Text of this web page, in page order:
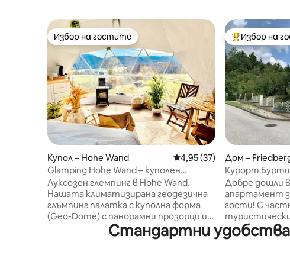
Избор на гостите
Избор на гостите
Купол – Hohe Wand Средна оценка: 4,95 от 5,
4,95 (37)
Glamping Hohe Wand – куполен
палатка с прозорец за гледане на
звезди
Луксозен глемпинг в Hohe Wand.
Нашата климатизирана геодезична
глъмпинг палатка с куполна форма
(Geo-Dome) с панорамни прозорци и
прозорци за гледане на звездите
предлага природа, романтика и
Най-Избор на
Дом –
Курорт
Добре дошли
апартамент
гости! С
прага ви в
Перфектно
Стандартни удобства